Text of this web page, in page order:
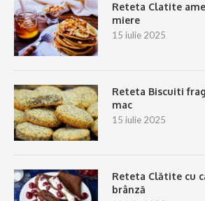
Reteta Clatite
miere
15 iulie 2025
Reteta Biscuiti
mac
15 iulie 2025
Reteta Clătite cu
brânză